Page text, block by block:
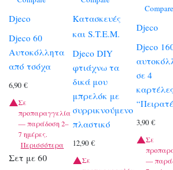
Djeco
Djeco 60
Αυτοκόλλητα
από τσόχα
6,90 €
Σε
προπαραγγελία
— παράδοση 2–
7 ημέρες.
Περισσότερα
Σετ με 60
Κατασκευές
και S.T.E.M.
Djeco DIY
φτιάχνω τα
δικά μου
μπρελόκ με
συρρικνούμενο
πλαστικό
12,90€
Σε
Compare
Djeco
Djeco
σε 4
καρτέλες
3,90€
Σε
—